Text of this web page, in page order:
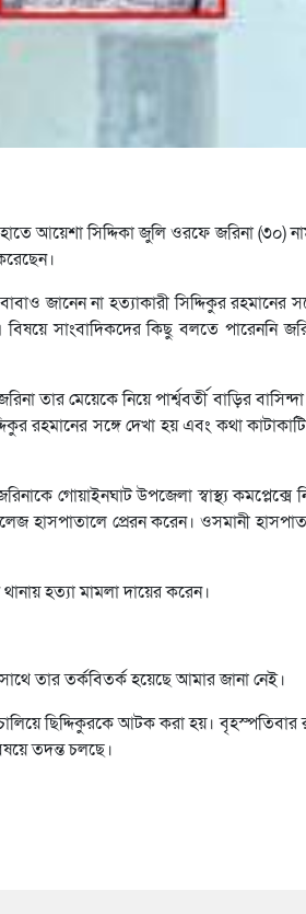
আয়েশা সিদ্দিকা জুলি ওরফে জরিনা (৩০)
জানেন না হত্যাকারী সিদ্দিকুর রহমানের
সাংবাদিকদের কিছু বলতে পারেননি
তার মেয়েকে নিয়ে পার্শ্ববর্তী বাড়ির
রহমানের সঙ্গে দেখা হয় এবং কথা
গোয়াইনঘাট উপজেলা স্বাস্থ্য কমপ্লেক্সে
হাসপাতালে প্রেরন করেন। ওসমানী
হত্যা মামলা দায়ের করেন।
তার তর্কবিতর্ক হয়েছে আমার জানা নেই।
ছিদ্দিকুরকে আটক করা হয়। বৃহস্পতিবার
তদন্ত চলছে।